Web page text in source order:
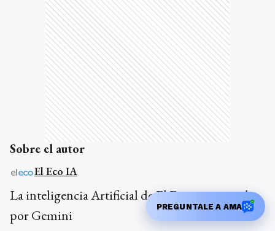
Sobre el autor
El Eco IA
La inteligencia Artificial de El Eco, motorizada
por Gemini
PREGUNTALE A AMA